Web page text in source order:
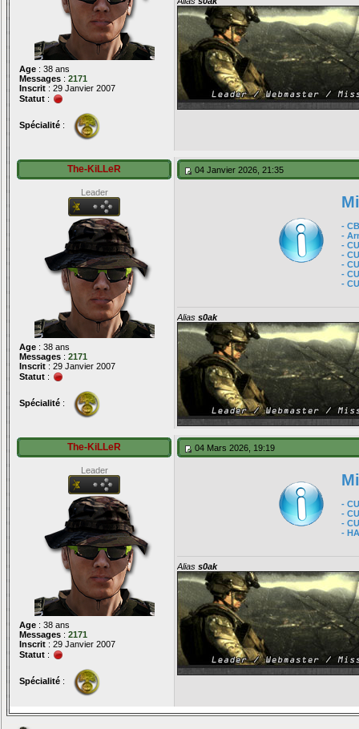
Age : 38 ans
Messages : 2171
Inscrit : 29 Janvier 2007
Statut :
Spécialité :
The-KiLLeR
Leader
Age : 38 ans
Messages : 2171
Inscrit : 29 Janvier 2007
Statut :
Spécialité :
04 Janvier 2026, 21:35
-
-
-
-
-
-
-
Alias s0ak
The-KiLLeR
Leader
Age : 38 ans
Messages : 2171
Inscrit : 29 Janvier 2007
Statut :
Spécialité :
04 Mars 2026, 19:19
-
-
-
-
Alias s0ak